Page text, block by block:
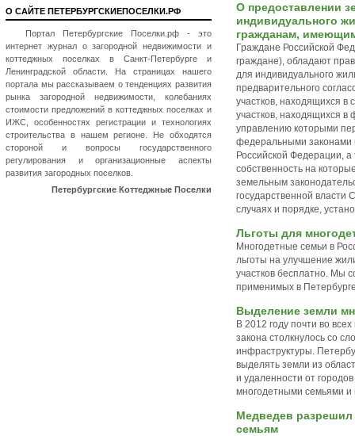
О предоставлении
индивидуального
гражданам,
Граждане Российской
граждане), обладают
для индивидуального
предварительного
участков, находящихся в
участков, находящихся
управлению которыми
федеральными
Российской Федерации, а
собственность на
земельным
государственной власти
случаях и порядке,
Льготы для
Многодетные семьи в
льготы на улучшение
участков бесплатно. Мы
применимых в
Выделение земли
В 2012 году почти во
закона столкнулось со
инфраструктуры.
выделять земли из
и удаленности от
многодетными семьями и
Медведев
семьям
О САЙТЕ ПЕТЕРБУРГСКИЕПОСЕЛКИ.РФ
Портал Петербургские Поселки.рф - это
интернет журнал о загородной недвижимости и
коттеджных поселках в Санкт-Петербурге и
Ленинградской области. На страницах нашего
портала мы рассказываем о тенденциях развития
рынка загородной недвижимости, колебаниях
стоимости предложений в коттеджных поселках и
ИЖС, особенностях регистрации и технологиях
строительства в нашем регионе. Не обходятся
стороной и вопросы государственного
регулирования и организационные аспекты
развития загородных поселков.
Петербургские Коттеджные Поселки